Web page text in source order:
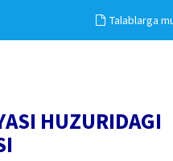
Talablarga
HUZURIDAGI